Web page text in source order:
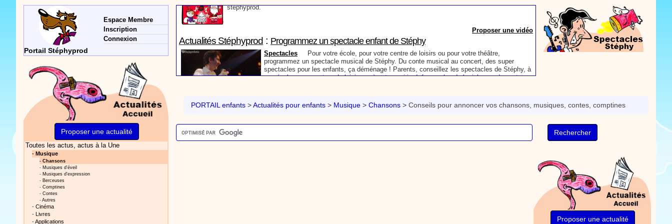
Actualités Stéphyprod
programmez un spectacle musical de Stéphy. Du conte musical au concert, des super
spectacles pour les enfants, ça déménage ! Parents, conseillez les spectacles de Stéphy, à
vos écoles, vos centres de loisirs ou à votre mairie. Informez-les de la richesse de contenu
du site www.stephyprod.com.
Proposer une actualité
histoires à vos enfants, pour les fêtes d’anniversaires, ou pour toute autre animation.
Laissez-vous emporter par la magie des contes, des expressions et des mots pour un
Proposer une actualité
PORTAIL enfants >Actualités pour enfants > Musique > Chansons > Conseils pour annoncer vos chansons, musiques, contes, comptines
Proposer une actualité
Portail Stéphyprod
Espace Membre
Inscription
Connexion
Proposer une actualité
Toutes les actus, actus à la Une
- Musique
- Chansons
- Musiques d'éveil
- Musiques d'expression
- Berceuses
- Comptines
- Contes
-Autres
- Cinéma
-
Livres
-Applications